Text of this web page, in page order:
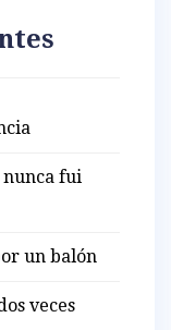
nunca fui
un balón
veces